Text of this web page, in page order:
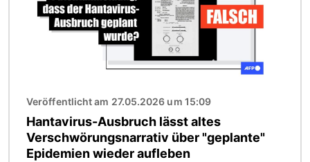
Veröffentlicht am 27.05.2026 um 15:09
Hantavirus-Ausbruch lässt altes
Verschwörungsnarrativ über "geplante"
Epidemien wieder aufleben